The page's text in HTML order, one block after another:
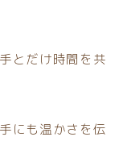
とだけ時間を共
にも温かさを伝